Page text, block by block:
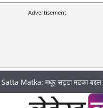
Advertisement
मधूर सट्टा मटका बद्दल काही गोष्टी